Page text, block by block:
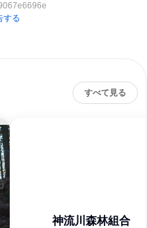
する
すべて見る
神流川森林組合